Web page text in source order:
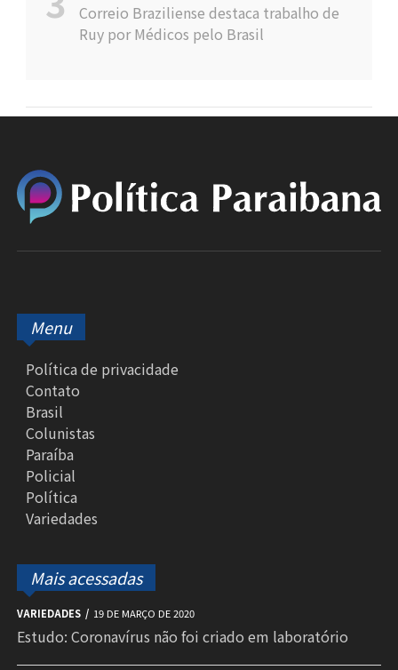
Correio Braziliense destaca trabalho de
Ruy por Médicos pelo Brasil
Menu
Política de privacidade
Contato
Brasil
Colunistas
Paraíba
Policial
Política
Variedades
Mais acessadas
VARIEDADES 19 DE MARÇO DE 2020
Estudo: Coronavírus não foi criado em laboratório